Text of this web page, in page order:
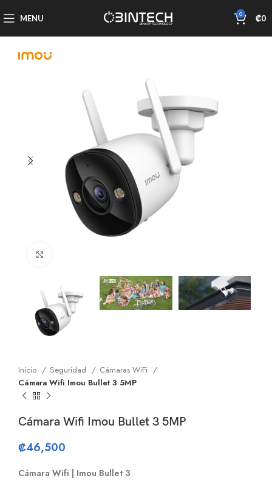
MENU 0 ₡0
Inicio Seguridad
Cámaras WiFi
Cámara Wifi Imou Bullet 3 5MP
Cámara Wifi Imou Bullet 3 5MP
₡46,500
Cámara Wifi | Imou Bullet 3